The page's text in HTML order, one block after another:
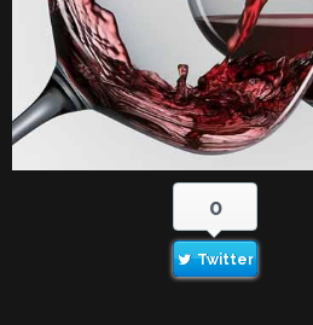
0
Twitter